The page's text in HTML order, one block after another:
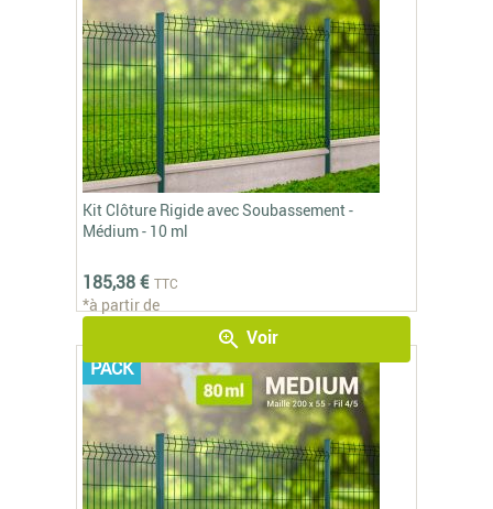
Kit Clôture Rigide avec Soubassement -
Médium - 10 ml
185,38 € TTC
*à partir de
zoom_in Voir
PACK